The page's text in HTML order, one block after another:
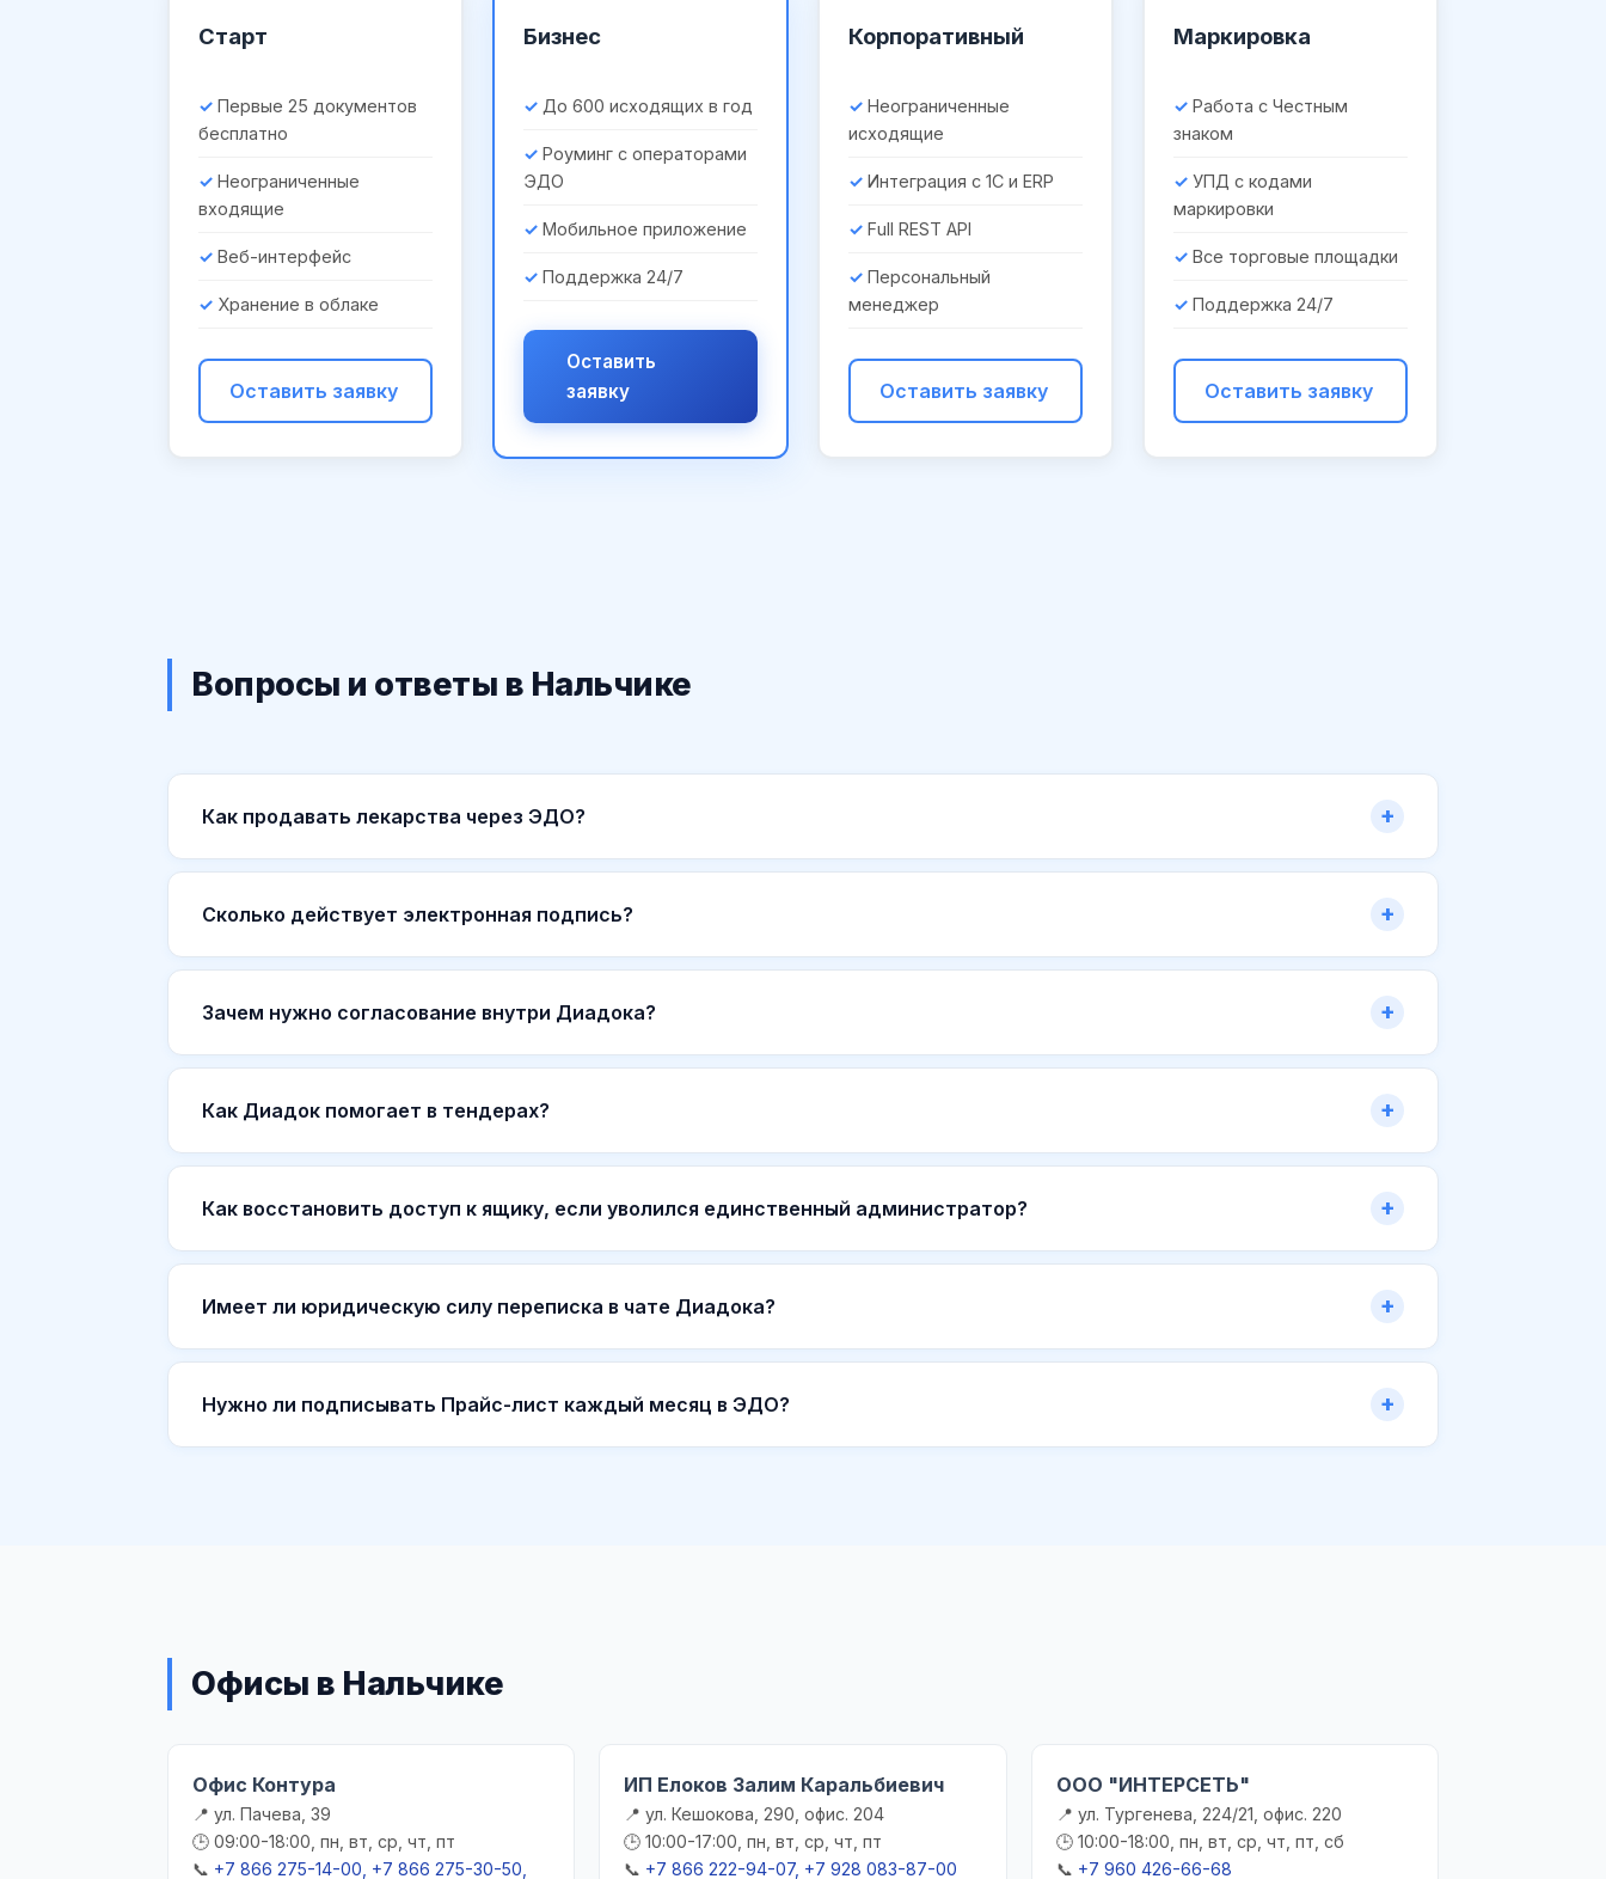
Старт
Первые 25 документов
бесплатно
Неограниченные
входящие
Веб-интерфейс
Хранение в облаке
Оставить заявку
Бизнес
До 600 исходящих в год
Роуминг с операторами
ЭДО
Мобильное приложение
Поддержка 24/7
Оставить
заявку
Корпоративный
Неограниченные
исходящие
Интеграция с 1С и ERP
Full REST API
Персональный
менеджер
Оставить заявку
Маркировка
Работа с Честным
знаком
УПД с кодами
маркировки
Все торговые площадки
Поддержка 24/7
Оставить заявку
Вопросы и ответы в Нальчике
Как продавать лекарства через ЭДО?
Сколько действует электронная подпись?
Зачем нужно согласование внутри Диадока?
Как Диадок помогает в тендерах?
Как восстановить доступ к ящику, если уволился единственный администратор?
Имеет ли юридическую силу переписка в чате Диадока?
Нужно ли подписывать Прайс-лист каждый месяц в ЭДО?
Офисы в Нальчике
Офис Контура
📍 ул. Пачева, 39
🕒 09:00-18:00, пн, вт, ср, чт, пт
📞 +7 866 275-14-00, +7 866 275-30-50,
ИП Елоков Залим Каральбиевич
📍 ул. Кешокова, 290, офис. 204
🕒 10:00-17:00, пн, вт, ср, чт, пт
📞 +7 866 222-94-07, +7 928 083-87-00
ООО "ИНТЕРСЕТЬ"
📍 ул. Тургенева, 224/21, офис. 220
🕒 10:00-18:00, пн, вт, ср, чт, пт, сб
📞 +7 960 426-66-68